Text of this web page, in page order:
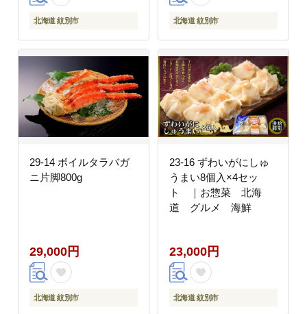
北海道 紋別市 北海道 紋別市
29-14 ボイルタラバガ
ニ片脚800g
29,000円
北海道 紋別市
23-16 ずわいがにしゅ
うまい8個入×4セッ
ト ｜お惣菜 北海
道 グルメ 海鮮
23,000円
北海道 紋別市